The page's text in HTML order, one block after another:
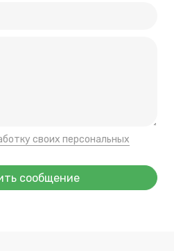
своих персональных
сообщение